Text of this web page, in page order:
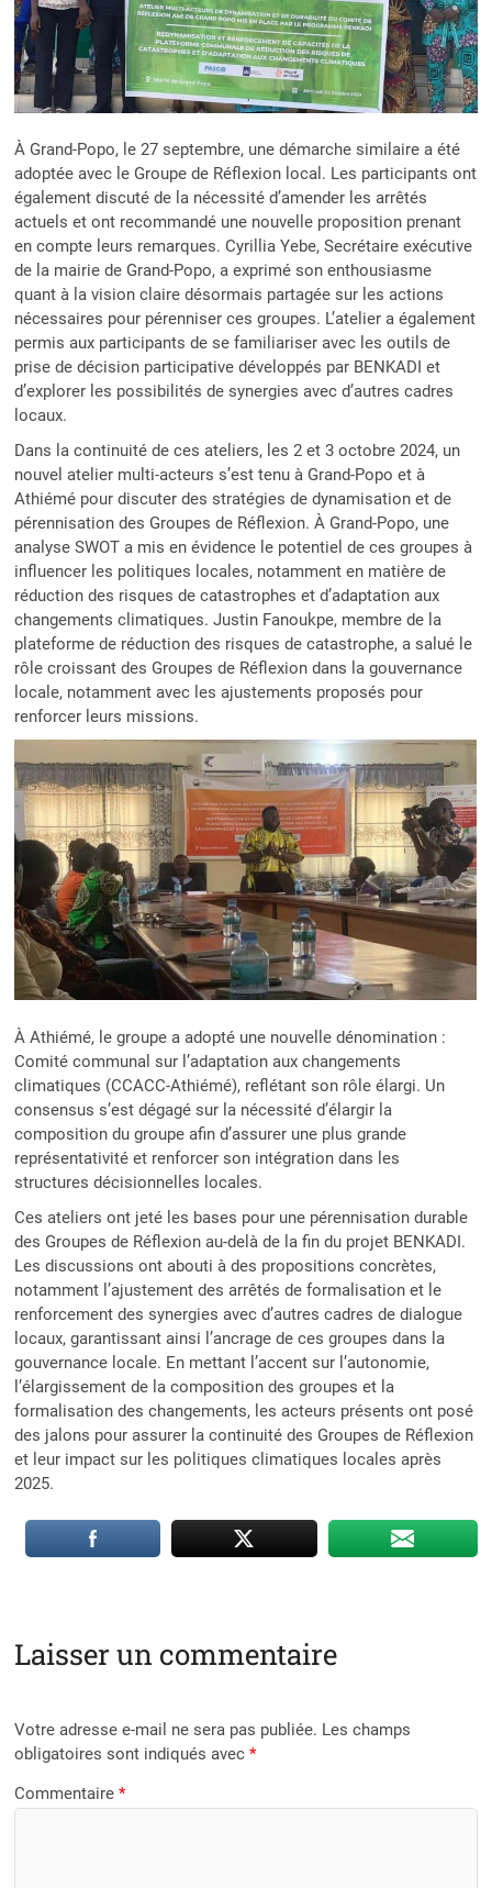
À Grand-Popo, le 27 septembre, une démarche similaire a été
adoptée avec le Groupe de Réflexion local. Les participants ont
également discuté de la nécessité d’amender les arrêtés
actuels et ont recommandé une nouvelle proposition prenant
en compte leurs remarques. Cyrillia Yebe, Secrétaire exécutive
de la mairie de Grand-Popo, a exprimé son enthousiasme
quant à la vision claire désormais partagée sur les actions
nécessaires pour pérenniser ces groupes. L’atelier a également
permis aux participants de se familiariser avec les outils de
prise de décision participative développés par BENKADI et
d’explorer les possibilités de synergies avec d’autres cadres
locaux.
Dans la continuité de ces ateliers, les 2 et 3 octobre 2024, un
nouvel atelier multi-acteurs s’est tenu à Grand-Popo et à
Athiémé pour discuter des stratégies de dynamisation et de
pérennisation des Groupes de Réflexion. À Grand-Popo, une
analyse SWOT a mis en évidence le potentiel de ces groupes à
influencer les politiques locales, notamment en matière de
réduction des risques de catastrophes et d’adaptation aux
changements climatiques. Justin Fanoukpe, membre de la
plateforme de réduction des risques de catastrophe, a salué le
rôle croissant des Groupes de Réflexion dans la gouvernance
locale, notamment avec les ajustements proposés pour
renforcer leurs missions.
À Athiémé, le groupe a adopté une nouvelle dénomination :
Comité communal sur l’adaptation aux changements
climatiques (CCACC-Athiémé), reflétant son rôle élargi. Un
consensus s’est dégagé sur la nécessité d’élargir la
composition du groupe afin d’assurer une plus grande
représentativité et renforcer son intégration dans les
structures décisionnelles locales.
Ces ateliers ont jeté les bases pour une pérennisation durable
des Groupes de Réflexion au-delà de la fin du projet BENKADI.
Les discussions ont abouti à des propositions concrètes,
notamment l’ajustement des arrêtés de formalisation et le
renforcement des synergies avec d’autres cadres de dialogue
locaux, garantissant ainsi l’ancrage de ces groupes dans la
gouvernance locale. En mettant l’accent sur l’autonomie,
l’élargissement de la composition des groupes et la
formalisation des changements, les acteurs présents ont posé
des jalons pour assurer la continuité des Groupes de Réflexion
et leur impact sur les politiques climatiques locales après
2025.
Laisser un commentaire
Votre adresse e-mail ne sera pas publiée. Les champs
obligatoires sont indiqués avec*
Commentaire*